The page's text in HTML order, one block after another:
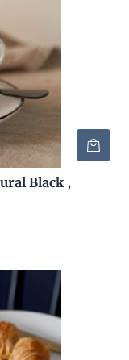
Black ,